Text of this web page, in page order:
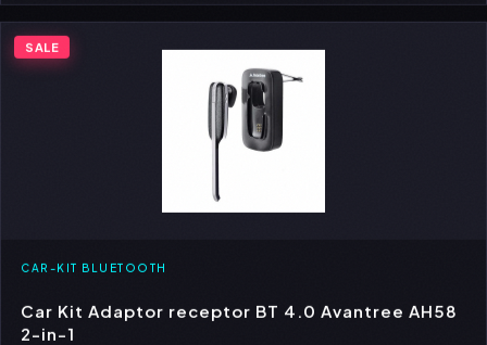
39,98 lei.
SALE
CAR-KIT BLUETOOTH
Car Kit Adaptor receptor BT 4.0 Avantree AH58
2-in-1